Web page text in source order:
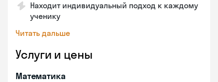
Находит индивидуальный подход к каждому
ученику
Читать дальше
Услуги и цены
Математика